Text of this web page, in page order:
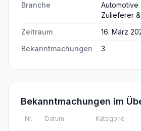
Branche
Automotive
Zulieferer
Zeitraum
16. März
Bekanntmachungen
3
Bekanntmachungen im
Nr. Datum Kategorie